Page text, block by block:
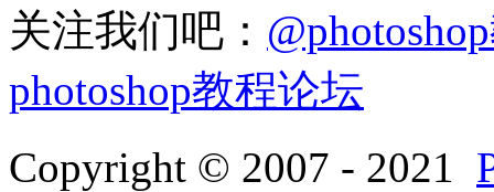
关注我们吧：
photoshop教程论坛
Copyright © 2007 - 2021